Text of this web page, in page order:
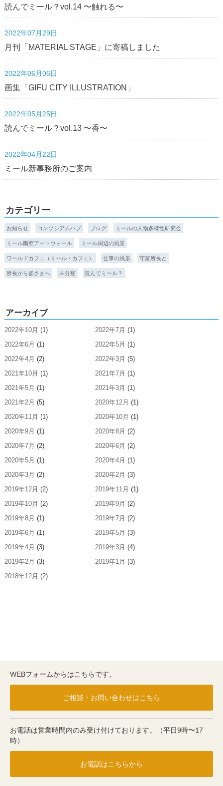
読んでミール？vol.14 〜触れる〜
2022年07月29日
月刊「MATERIAL STAGE」に寄稿しました
2022年06月06日
画集「GIFU CITY ILLUSTRATION」
2022年05月25日
読んでミール？vol.13 〜香〜
2022年04月22日
ミール新事務所のご案内
カテゴリー
お知らせ コンソシアムハブ ブログ ミールの人物多様性研究会
ミール南壁アートウォール ミール周辺の風景
ワールドカフェ（ミール・カフェ） 仕事の風景 守富所長と
所長から皆さまへ 未分類 読んでミール？
アーカイブ
2022年10月 (1) 2022年7月 (1)
2022年6月 (1) 2022年5月 (1)
2022年4月 (2) 2022年3月 (5)
2021年10月 (1) 2021年7月 (1)
2021年5月 (1) 2021年3月 (1)
2021年2月 (5) 2020年12月 (1)
2020年11月 (1) 2020年10月 (1)
2020年9月 (1) 2020年8月 (2)
2020年7月 (2) 2020年6月 (2)
2020年5月 (1) 2020年4月 (1)
2020年3月 (2) 2020年2月 (3)
2019年12月 (2) 2019年11月 (1)
2019年10月 (2) 2019年9月 (2)
2019年8月 (1) 2019年7月 (2)
2019年6月 (1) 2019年5月 (3)
2019年4月 (3) 2019年3月 (4)
2019年2月 (3) 2019年1月 (3)
2018年12月 (2)
WEBフォームからはこちらです。
ご相談・お問い合わせはこちら
お電話は営業時間内のみ受け付けております。（平日9時〜17
時）
お電話はこちらから